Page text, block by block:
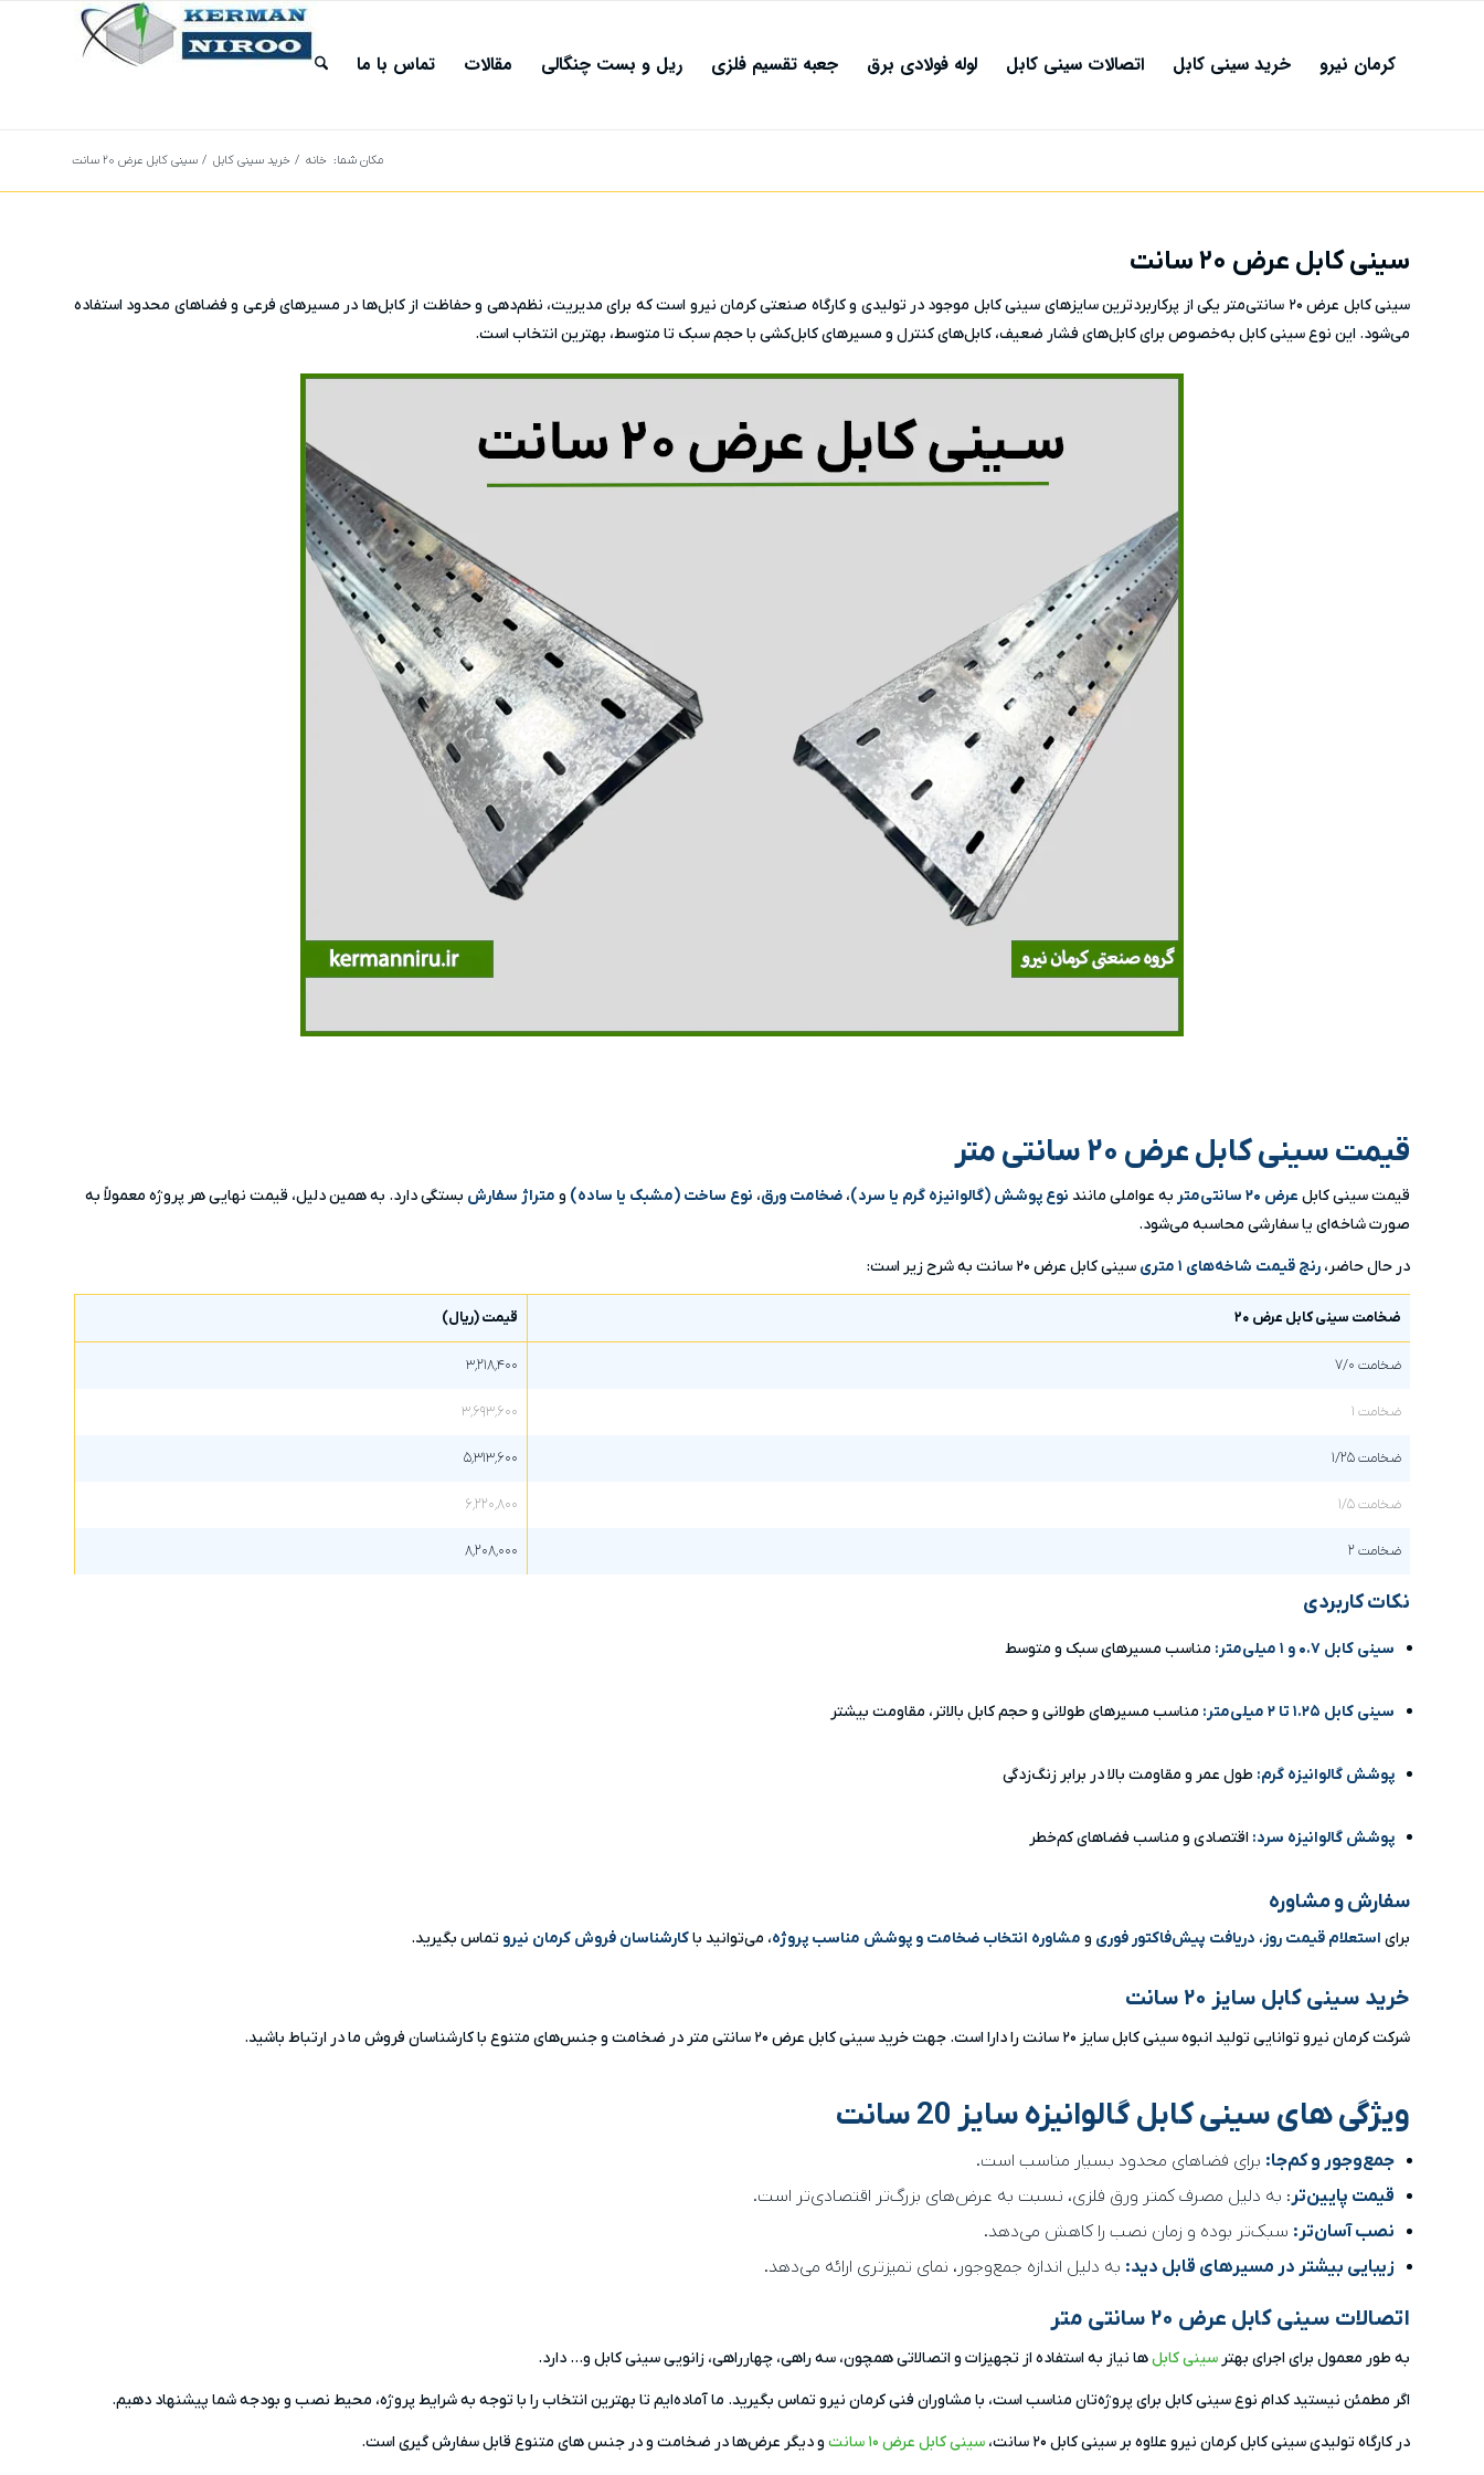
کرمان نیرو خرید سینی کابل اتصالات سینی کابل لوله فولادی برق جعبه تقسیم فلزی ریل و بست چنگالی مقالات تماس با ما
مکان شما: خانه / خرید سینی کابل / سینی کابل عرض ۲۰ سانت
سینی کابل عرض ۲۰ سانت
سینی کابل عرض ۲۰ سانتی‌متر یکی از پرکاربردترین سایزهای سینی کابل موجود در تولیدی و کارگاه صنعتی کرمان نیرو است که برای مدیریت، نظم‌دهی و حفاظت از کابل‌ها در مسیرهای فرعی و فضاهای محدود استفاده
می‌شود. این نوع سینی کابل به‌خصوص برای کابل‌های فشار ضعیف، کابل‌های کنترل و مسیرهای کابل‌کشی با حجم سبک تا متوسط، بهترین انتخاب است.
قیمت سینی کابل عرض ۲۰ سانتی متر
قیمت سینی کابل عرض ۲۰ سانتی‌متر به عواملی مانند نوع پوشش (گالوانیزه گرم یا سرد)، ضخامت ورق، نوع ساخت (مشبک یا ساده) و متراژ سفارش بستگی دارد. به همین دلیل، قیمت نهایی هر پروژه معمولاً به
صورت شاخه‌ای یا سفارشی محاسبه می‌شود.
در حال حاضر، رنج قیمت شاخه‌های ۱ متری سینی کابل عرض ۲۰ سانت به شرح زیر است:
ضخامت سینی کابل عرض ۲۰ قیمت (ریال)
ضخامت ۷/۰ ۳٬۲۱۸٬۴۰۰
ضخامت ۱ ۳٬۶۹۳٬۶۰۰
ضخامت ۱/۲۵ ۵٬۳۱۳٬۶۰۰
ضخامت ۱/۵ ۶٬۲۲۰٬۸۰۰
ضخامت ۲ ۸٬۲۰۸٬۰۰۰
نکات کاربردی
سینی کابل ۰.۷ و ۱ میلی‌متر: مناسب مسیرهای سبک و متوسط
سینی کابل ۱.۲۵ تا ۲ میلی‌متر: مناسب مسیرهای طولانی و حجم کابل بالاتر، مقاومت بیشتر
پوشش گالوانیزه گرم: طول عمر و مقاومت بالا در برابر زنگ‌زدگی
پوشش گالوانیزه سرد: اقتصادی و مناسب فضاهای کم‌خطر
سفارش و مشاوره
برای استعلام قیمت روز، دریافت پیش‌فاکتور فوری و مشاوره انتخاب ضخامت و پوشش مناسب پروژه، می‌توانید باکارشناسان فروش کرمان نیرو تماس بگیرید.
خرید سینی کابل سایز ۲۰ سانت
شرکت کرمان نیرو توانایی تولید انبوه سینی کابل سایز ۲۰ سانت را دارا است. جهت خرید سینی کابل عرض ۲۰ سانتی متر در ضخامت و جنس‌های متنوع با کارشناسان فروش ما در ارتباط باشید.
ویژگی های سینی کابل گالوانیزه سایز20سانت
جمع‌وجور و کم‌جا: برای فضاهای محدود بسیار مناسب است.
قیمت پایین‌تر: به دلیل مصرف کمتر ورق فلزی، نسبت به عرض‌های بزرگ‌تر اقتصادی‌تر است.
نصب آسان‌تر: سبک‌تر بوده و زمان نصب را کاهش می‌دهد.
زیبایی بیشتر در مسیرهای قابل دید: به دلیل اندازه جمع‌وجور، نمای تمیزتری ارائه می‌دهد.
اتصالات سینی کابل عرض ۲۰ سانتی متر
به طور معمول برای اجرای بهتر سینی کابلها نیاز به استفاده از تجهیزات و اتصالاتی همچون، سه راهی، چهارراهی، زانویی سینی کابل و… دارد.
اگر مطمئن نیستید کدام نوع سینی کابل برای پروژه‌تان مناسب است، با مشاوران فنی کرمان نیرو تماس بگیرید. ما آماده‌ایم تا بهترین انتخاب را با توجه به شرایط پروژه، محیط نصب و بودجه شما پیشنهاد دهیم.
در کارگاه تولیدی سینی کابل کرمان نیرو علاوه بر سینی کابل ۲۰ سانت،
سینی کابل عرض ۱۰ سانت و دیگر عرض‌ها در ضخامت و در جنس های متنوع قابل سفارش گیری است.